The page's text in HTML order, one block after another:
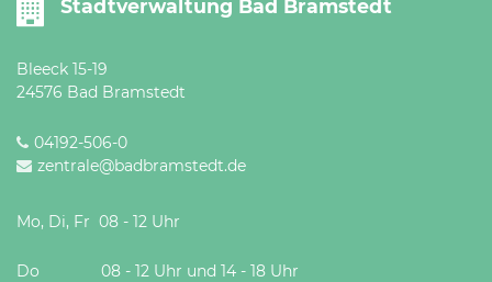
Stadtverwaltung Bad Bramstedt
Bleeck 15-19
24576 Bad Bramstedt
04192-506-0
zentrale@badbramstedt.de
Mo, Di, Fr 08 - 12 Uhr
Do 08 - 12 Uhr und 14 - 18 Uhr